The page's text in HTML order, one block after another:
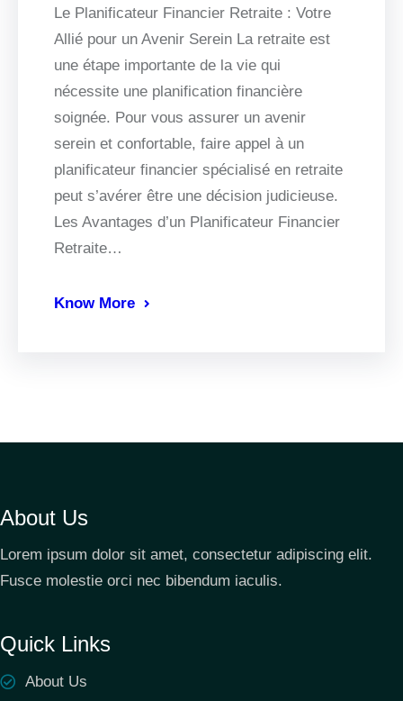
Le Planificateur Financier Retraite : Votre
Allié pour un Avenir Serein La retraite est
une étape importante de la vie qui
nécessite une planification financière
soignée. Pour vous assurer un avenir
serein et confortable, faire appel à un
planificateur financier spécialisé en retraite
peut s’avérer être une décision judicieuse.
Les Avantages d’un Planificateur Financier
Retraite…
Know More
About Us
Lorem ipsum dolor sit amet, consectetur adipiscing elit.
Fusce molestie orci nec bibendum iaculis.
Quick Links
About Us